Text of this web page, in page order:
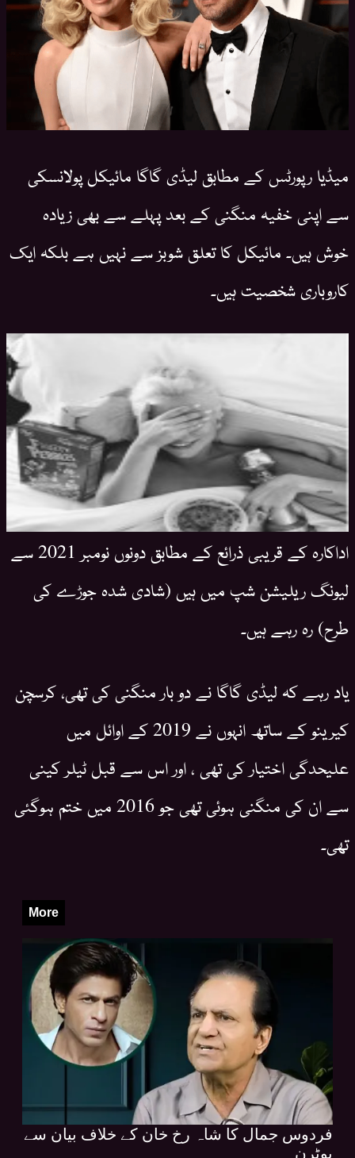
میڈیا رپورٹس کے مطابق لیڈی گاگا مائیکل پولانسکی
سے اپنی خفیہ منگنی کے بعد پہلے سے بھی زیادہ
خوش ہیں۔ مائیکل کا تعلق شوبز سے نہیں ہے بلکہ ایک
کاروباری شخصیت ہیں۔
اداکارہ کے قریبی ذرائع کے مطابق دونوں نومبر 2021 سے
لیونگ ریلیشن شپ میں ہیں (شادی شدہ جوڑے کی
طرح) رہ رہے ہیں۔
یاد رہے کہ لیڈی گاگا نے دو بار منگنی کی تھی، کرسچن
کیرینو کے ساتھ انہوں نے 2019 کے اوائل میں
علیحدگی اختیار کی تھی ، اور اس سے قبل ٹیلر کینی
سے ان کی منگنی ہوئی تھی جو 2016 میں ختم ہوگئی
تھی۔
More
فردوس جمال کا شاہ رخ خان کے خلاف بیان سے
یوٹرن